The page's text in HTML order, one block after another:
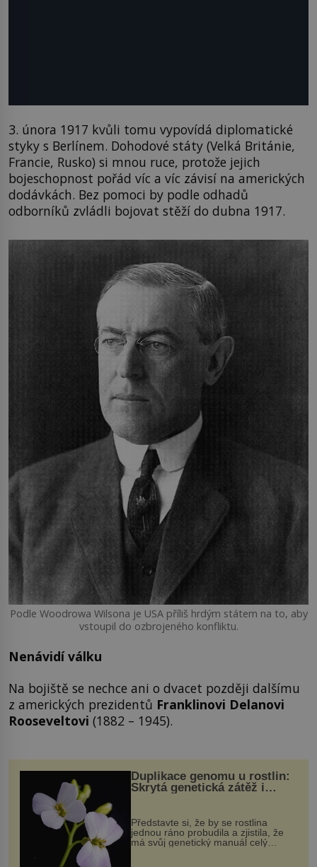
3. února 1917 kvůli tomu vypovídá diplomatické
styky s Berlínem. Dohodové státy (Velká Británie,
Francie, Rusko) si mnou ruce, protože jejich
bojeschopnost pořád víc a víc závisí na amerických
dodávkách. Bez pomoci by podle odhadů
odborníků zvládli bojovat stěží do dubna 1917.
Podle Woodrowa Wilsona je USA příliš hrdým státem na to, aby
vstoupil do ozbrojeného konfliktu.
Nenávidí válku
Na bojiště se nechce ani o dvacet později dalšímu
z amerických prezidentů Franklinovi Delanovi
Rooseveltovi (1882 – 1945).
Duplikace genomu u rostlin:
Skrytá genetická zátěž i
Představte si, že by se rostlina
jednou ráno probudila a zjistila, že
má svůj genetický manuál celý